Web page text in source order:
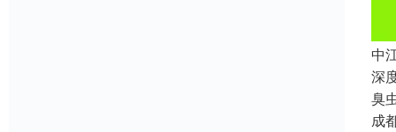
中
深
臭
成